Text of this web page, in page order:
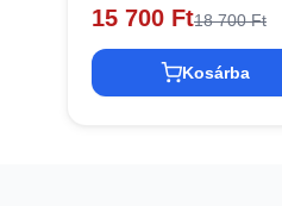
15 700 Ft18 700 Ft
Kosárba